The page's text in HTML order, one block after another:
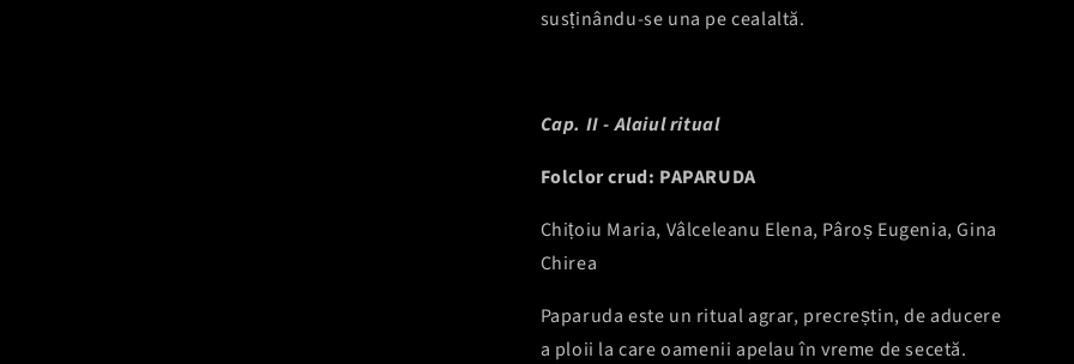
susținându-se una pe cealaltă.
Cap. II - Alaiul ritual
Folclor crud: PAPARUDA
Chițoiu Maria, Vâlceleanu Elena, Pâroș Eugenia, Gina
Chirea
Paparuda este un ritual agrar, precreștin, de aducere
a ploii la care oamenii apelau în vreme de secetă.